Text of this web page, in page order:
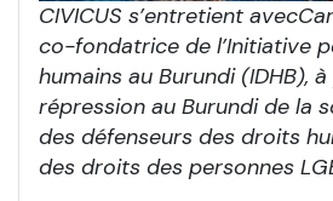
CIVICUS s’entretient avec
co-fondatrice de l’Initiative
humains au Burundi (IDHB), à
répression au Burundi de la
des défenseurs des droits
des droits des personnes